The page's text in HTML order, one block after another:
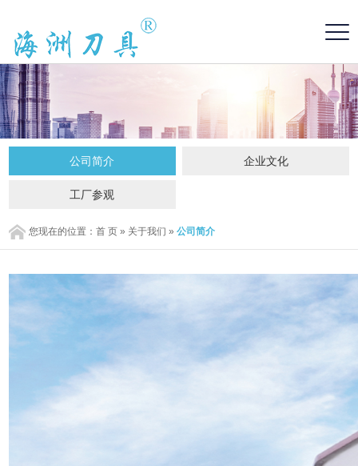
公司简介 企业文化
工厂参观
您现在的位置：首 页 » 关于我们 »公司简介